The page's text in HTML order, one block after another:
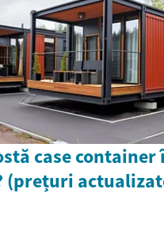
case container
(prețuri